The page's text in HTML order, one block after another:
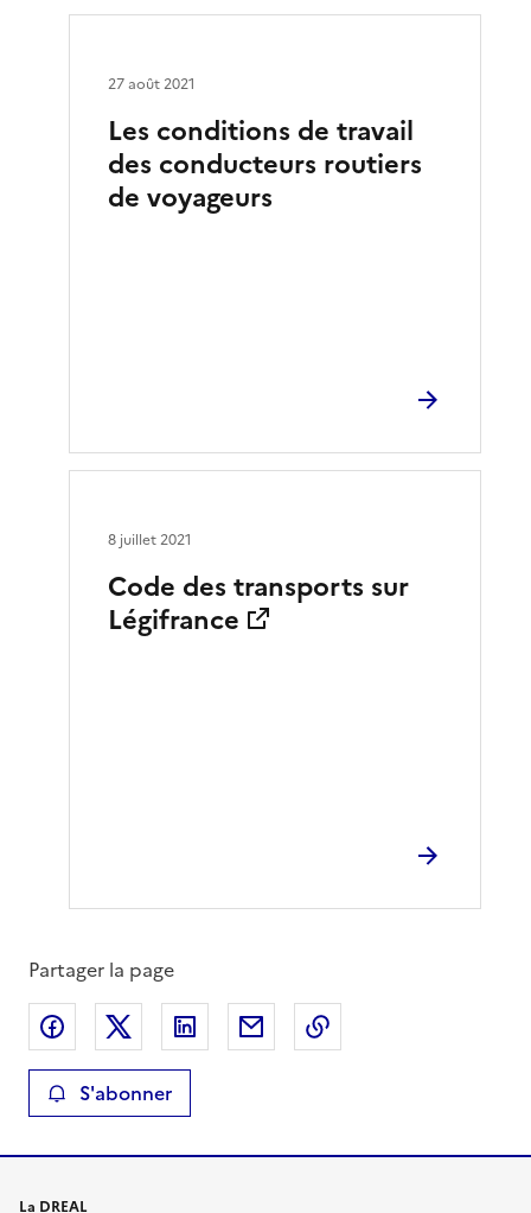
Les conditions de travail
des conducteurs routiers
de voyageurs
27 août 2021
Code des transports sur
Légifrance
8 juillet 2021
Partager la page
Partager sur Facebook
Partager sur XPartager sur LinkedIn
Partager par email
S'abonner
La DREAL